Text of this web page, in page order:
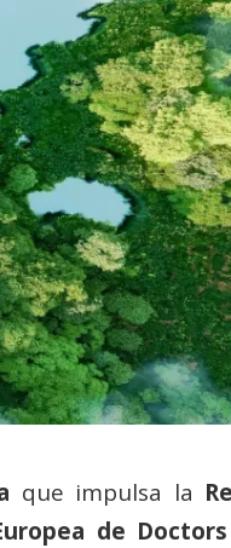
que impulsa la
de Doctors